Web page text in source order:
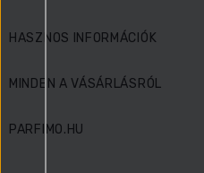
HASZNOS INFORMÁCIÓK
Akciók és ünnepek
MINDEN A VÁSÁRLÁSRÓL
PARFIMO.HU